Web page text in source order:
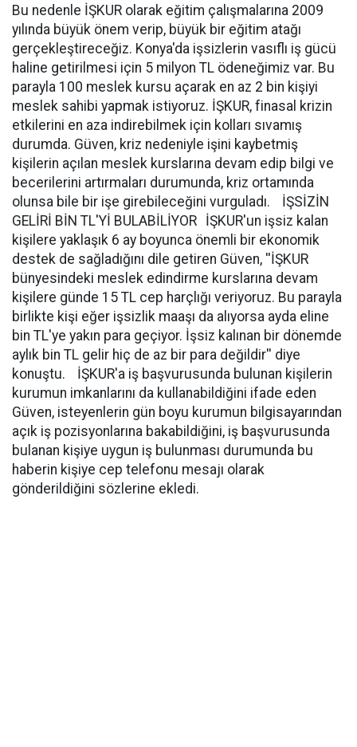
Bu nedenle İŞKUR olarak eğitim çalışmalarına 2009
yılında büyük önem verip, büyük bir eğitim atağı
gerçekleştireceğiz. Konya'da işsizlerin vasıflı iş gücü
haline getirilmesi için 5 milyon TL ödeneğimiz var. Bu
parayla 100 meslek kursu açarak en az 2 bin kişiyi
meslek sahibi yapmak istiyoruz. İŞKUR, finasal krizin
etkilerini en aza indirebilmek için kolları sıvamış
durumda. Güven, kriz nedeniyle işini kaybetmiş
kişilerin açılan meslek kurslarına devam edip bilgi ve
becerilerini artırmaları durumunda, kriz ortamında
olunsa bile bir işe girebileceğini vurguladı. İŞSİZİN
GELİRİ BİN TL'Yİ BULABİLİYOR İŞKUR'un işsiz kalan
kişilere yaklaşık 6 ay boyunca önemli bir ekonomik
destek de sağladığını dile getiren Güven, ''İŞKUR
bünyesindeki meslek edindirme kurslarına devam
kişilere günde 15 TL cep harçlığı veriyoruz. Bu parayla
birlikte kişi eğer işsizlik maaşı da alıyorsa ayda eline
bin TL'ye yakın para geçiyor. İşsiz kalınan bir dönemde
aylık bin TL gelir hiç de az bir para değildir'' diye
konuştu. İŞKUR'a iş başvurusunda bulunan kişilerin
kurumun imkanlarını da kullanabildiğini ifade eden
Güven, isteyenlerin gün boyu kurumun bilgisayarından
açık iş pozisyonlarına bakabildiğini, iş başvurusunda
bulanan kişiye uygun iş bulunması durumunda bu
haberin kişiye cep telefonu mesajı olarak
gönderildiğini sözlerine ekledi.